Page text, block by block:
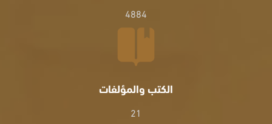
4884
الكتب والمؤلفات
21